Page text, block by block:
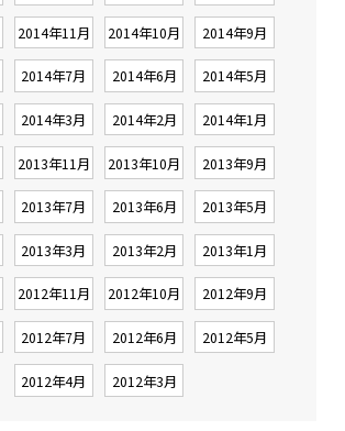
2014年11月 2014年10月 2014年9月
2014年7月 2014年6月 2014年5月
2014年3月 2014年2月 2014年1月
2013年11月 2013年10月 2013年9月
2013年7月 2013年6月 2013年5月
2013年3月 2013年2月 2013年1月
2012年11月 2012年10月 2012年9月
2012年7月 2012年6月 2012年5月
2012年4月 2012年3月